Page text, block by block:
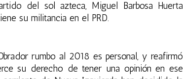
del sol azteca, Miguel Barbosa Huerta
su militancia en el PRD.
rumbo al 2018 es personal, y reafirmó
su derecho de tener una opinión en ese